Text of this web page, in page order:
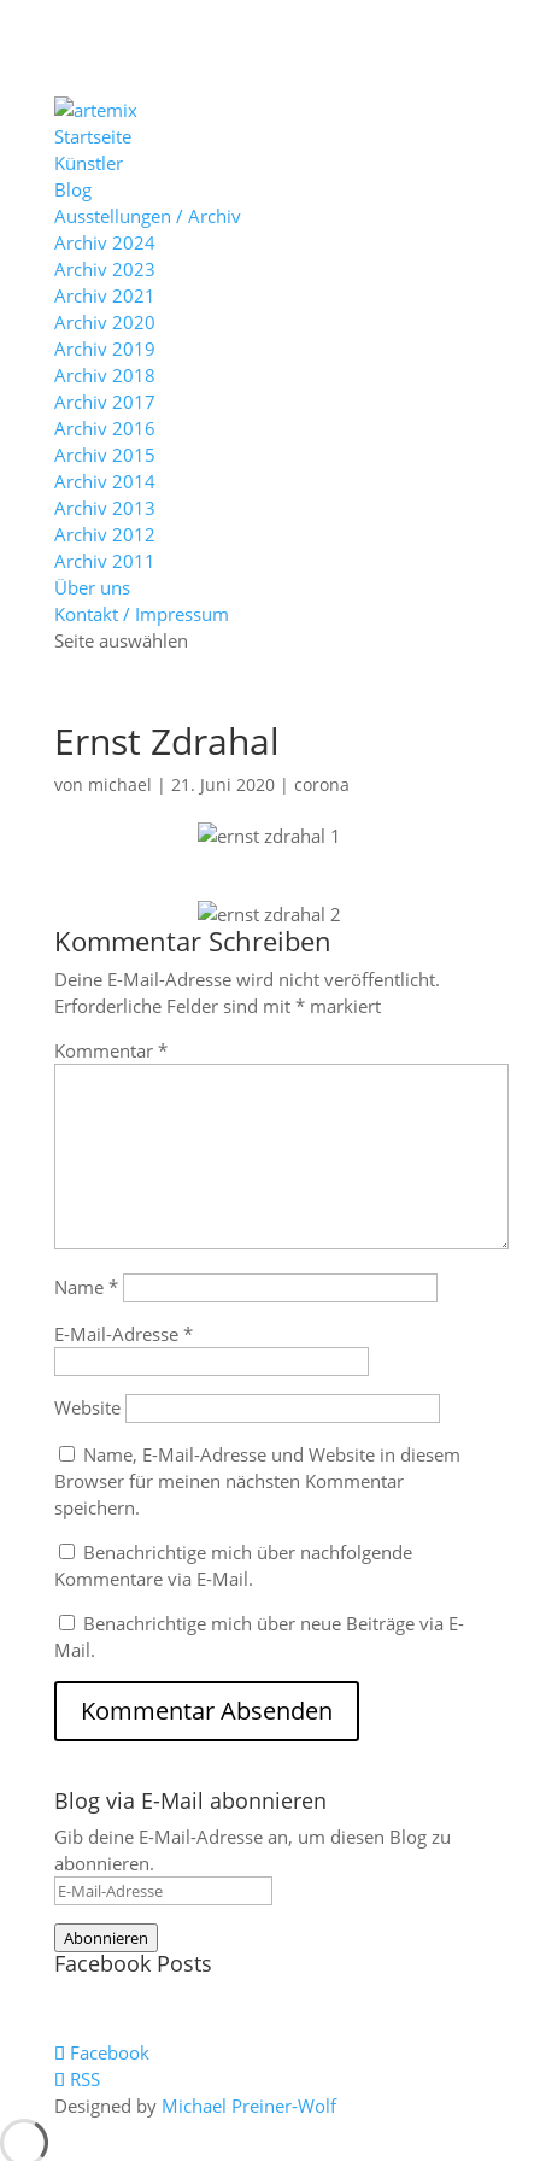
Startseite
Künstler
Blog
Ausstellungen / Archiv
Archiv 2024
Archiv 2023
Archiv 2021
Archiv 2020
Archiv 2019
Archiv 2018
Archiv 2017
Archiv 2016
Archiv 2015
Archiv 2014
Archiv 2013
Archiv 2012
Archiv 2011
Über uns
Kontakt / Impressum
Seite auswählen
Ernst Zdrahal
von michael | 21. Juni 2020| corona
Kommentar Schreiben
Deine E-Mail-Adresse wird nicht veröffentlicht.
Erforderliche Felder sind mit *markiert
Kommentar *
Name *
E-Mail-Adresse *
Website
Name, E-Mail-Adresse und Website in diesem
Browser für meinen nächsten Kommentar
speichern.
Benachrichtige mich über nachfolgende
Kommentare via E-Mail.
Benachrichtige mich über neue Beiträge via E-
Mail.
Blog via E-Mail abonnieren
Gib deine E-Mail-Adresse an, um diesen Blog zu
abonnieren.
E-
Adresse
Abonnieren
Facebook Posts
Facebook
RSS
Designed by Michael Preiner-Wolf